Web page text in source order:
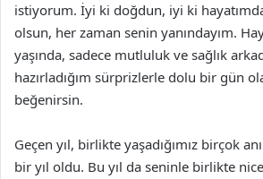
istiyorum. İyi ki doğdun, iyi ki
olsun, her zaman senin yanındayım.
yaşında, sadece mutluluk ve sağlık
hazırladığım sürprizlerle dolu bir gün
beğenirsin.
Geçen yıl, birlikte yaşadığımız birçok
bir yıl oldu. Bu yıl da seninle birlikte